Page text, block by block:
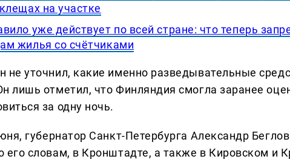
на участке
уже действует по всей стране: что теперь
жилья со счётчиками
не уточнил, какие именно разведывательные
лишь отметил, что Финляндия смогла заранее
за одну ночь.
губернатор Санкт-Петербурга Александр
его словам, в Кронштадте, а также в Кировском и